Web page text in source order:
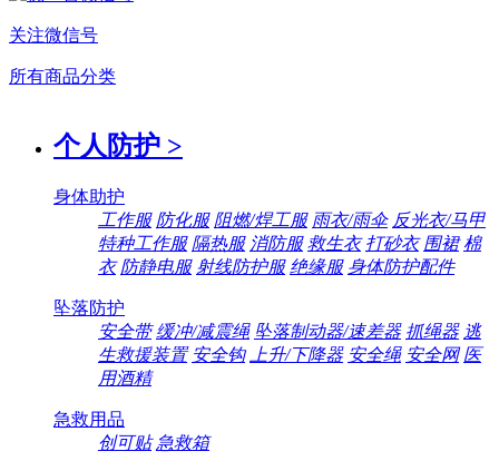
关注微信号
所有商品分类
个人防护 >
身体助护
工作服 防化服 阻燃/焊工服 雨衣/雨伞 反光衣/马甲
特种工作服 隔热服 消防服 救生衣 打砂衣 围裙 棉
衣 防静电服 射线防护服 绝缘服 身体防护配件
坠落防护
安全带 缓冲/减震绳 坠落制动器/速差器 抓绳器 逃
生救援装置 安全钩 上升/下降器 安全绳 安全网 医
用酒精
急救用品
创可贴 急救箱